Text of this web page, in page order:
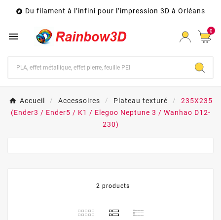
 Du filament à l’infini pour l’impression 3D à Orléans
 0
Accueil Accessoires Plateau texturé
235X235
(Ender3 / Ender5 / K1 / Elegoo Neptune 3 / Wanhao D12-
230)
2 products